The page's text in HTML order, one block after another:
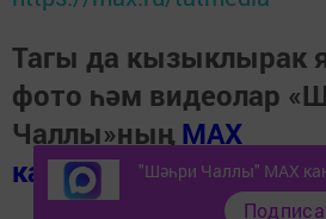
Тагы да кызыклырак
фото һәм видеолар
Чаллы»ның MAX
каналында"Шәһри Чаллы" MAX